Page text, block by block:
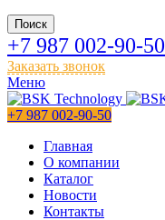
Поиск
+7 987 002-90-50
Заказать звонок
Меню
+7 987 002-90-50
Главная
О компании
Каталог
Новости
Контакты